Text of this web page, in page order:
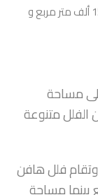
سوف تستمتع ببحيرة لاجون على مساحة 150 ألف متر مربع و
مساحة
متنوعة
من 16 الى 23 متر، وتقام فلل هافن
قدم مربع بينما مساحة